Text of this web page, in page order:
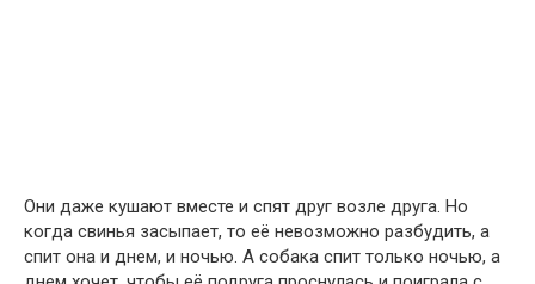
Они даже кушают вместе и спят друг возле друга. Но
когда свинья засыпает, то её невозможно разбудить, а
спит она и днем, и ночью. А собака спит только ночью, а